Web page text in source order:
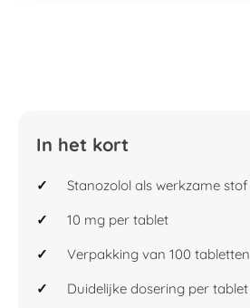
In het kort
Stanozolol als werkzame stof
10 mg per tablet
Verpakking van 100 tabletten
Duidelijke dosering per tablet